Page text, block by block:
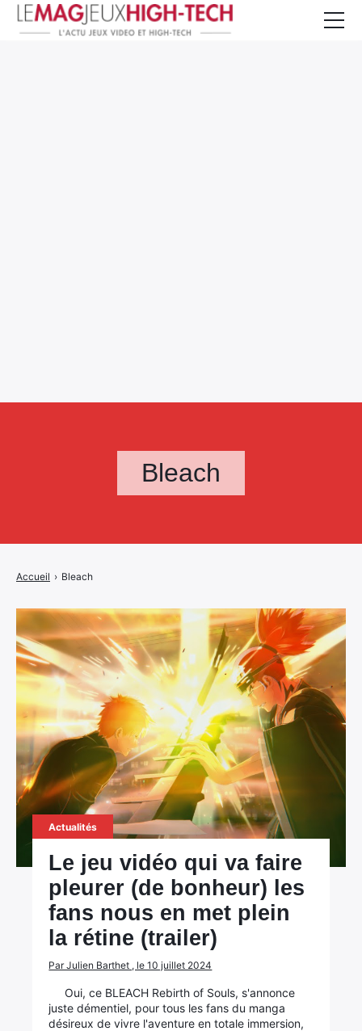
Bleach
Accueil › Bleach
Actualités
Le jeu vidéo qui va faire
pleurer (de bonheur) les
fans nous en met plein
la rétine (trailer)
Par Julien Barthet , le 10 juillet 2024
Oui, ce BLEACH Rebirth of Souls, s'annonce
juste démentiel, pour tous les fans du manga
désireux de vivre l'aventure en totale immersion,